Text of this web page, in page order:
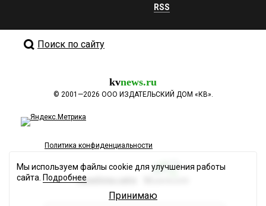
RSS
Поиск по сайту
kvnews.ru
© 2001—2026 ООО ИЗДАТЕЛЬСКИЙ ДОМ «КВ».
Политика конфиденциальности
Разработка сайта
Мы используем файлы cookie для улучшения работы
сайта. Подробнее
Принимаю